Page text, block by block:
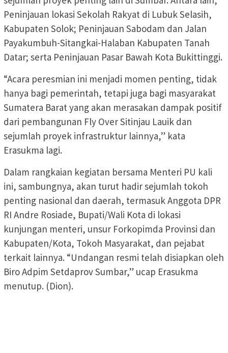
Peninjauan lokasi Sekolah Rakyat di Lubuk Selasih,
Kabupaten Solok; Peninjauan Sabodam dan Jalan
Payakumbuh-Sitangkai-Halaban Kabupaten Tanah
Datar; serta Peninjauan Pasar Bawah Kota Bukittinggi.
“Acara peresmian ini menjadi momen penting, tidak
hanya bagi pemerintah, tetapi juga bagi masyarakat
Sumatera Barat yang akan merasakan dampak positif
dari pembangunan Fly Over Sitinjau Lauik dan
sejumlah proyek infrastruktur lainnya,” kata
Erasukma lagi.
Dalam rangkaian kegiatan bersama Menteri PU kali
ini, sambungnya, akan turut hadir sejumlah tokoh
penting nasional dan daerah, termasuk Anggota DPR
RI Andre Rosiade, Bupati/Wali Kota di lokasi
kunjungan menteri, unsur Forkopimda Provinsi dan
Kabupaten/Kota, Tokoh Masyarakat, dan pejabat
terkait lainnya. “Undangan resmi telah disiapkan oleh
Biro Adpim Setdaprov Sumbar,” ucap Erasukma
menutup. (Dion).